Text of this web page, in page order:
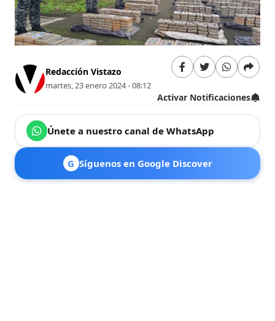
Redacción Vistazo
martes, 23 enero 2024 - 08:12
Activar Notificaciones
Únete a nuestro canal de WhatsApp
G Síguenos en Google Discover